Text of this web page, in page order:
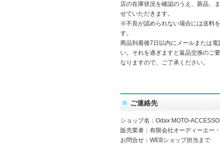
店の在庫状況を確認のうえ、新品、
せていただきます。
※不良が認められない場合には送料
す。
商品到着後7日以内にメールまたは
い。それを過ぎますと返品交換のご
なりますので、ご了承ください。
ご連絡先
ショップ名：Odax MOTO-
販売業者：有限会社オーディーエー
お問合せ：WEBショップ担当まで